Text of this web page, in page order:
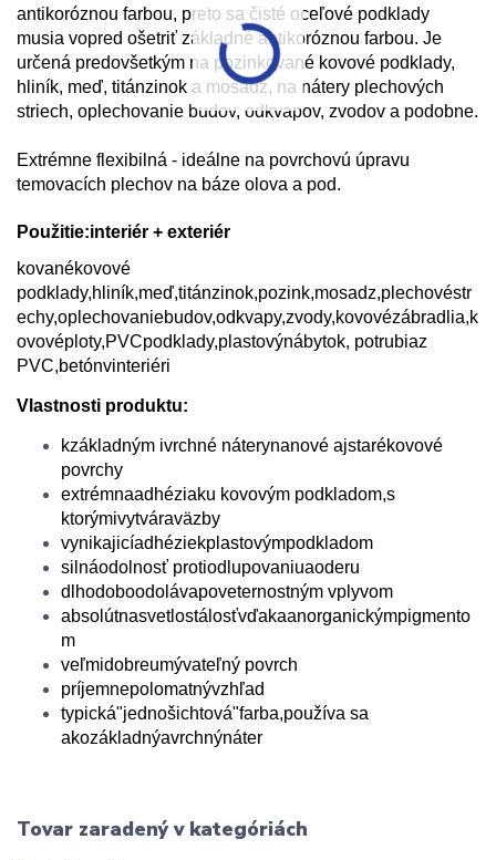
antikoróznou farbou, preto sa čisté oceľové podklady
musia vopred ošetriť základné antikoróznou farbou. Je
určená predovšetkým na pozinkované kovové podklady,
hliník, meď, titánzinok a mosadz, na nátery plechových
striech, oplechovanie budov, odkvapov, zvodov a podobne.
Extrémne flexibilná - ideálne na povrchovú úpravu
temovacích plechov na báze olova a pod.
Použitie:interiér + exteriér
kovanékovové
podklady,hliník,meď,titánzinok,pozink,mosadz,plechovéstr
echy,oplechovaniebudov,odkvapy,zvody,kovovézábradlia,k
ovovéploty,PVCpodklady,plastovýnábytok, potrubiaz
PVC,betónvinteriéri
Vlastnosti produktu:
kzákladným ivrchné náterynanové ajstarékovové
povrchy
extrémnaadhéziaku kovovým podkladom,s
ktorýmivytváraväzby
vynikajicíadhéziekplastovýmpodkladom
silnáodolnosť protiodlupovaniuaoderu
dlhodoboodolávapoveternostným vplyvom
absolútnasvetlostálosťvďakaanorganickýmpigmento
m
veľmidobreumývateľný povrch
príjemnepolomatnývzhľad
typická"jednošichtová"farba,používa sa
akozákladnýavrchnýnáter
Tovar zaradený v kategóriách